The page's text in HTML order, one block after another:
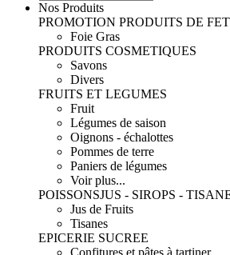
Nos Produits
PROMOTION PRODUITS DE
Foie Gras
PRODUITS COSMETIQUES
Savons
Divers
FRUITS ET LEGUMES
Fruit
Légumes de saison
Oignons - échalottes
Pommes de terre
Paniers de légumes
Voir plus...
POISSONSJUS - SIROPS -
Jus de Fruits
Tisanes
EPICERIE SUCREE
Confitures et pâtes à tartiner